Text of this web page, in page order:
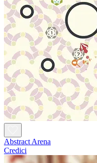
Abstract Arena
Credici